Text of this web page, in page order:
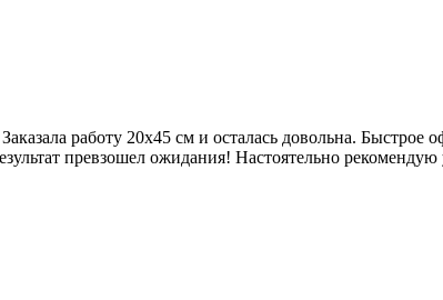
работу 20х45 см и осталась довольна. Быстрое
превзошел ожидания! Настоятельно рекомендую